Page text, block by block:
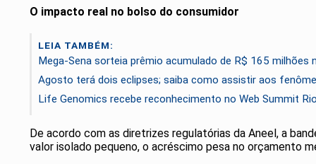
O impacto real no bolso do consumidor
LEIA TAMBÉM:
Mega-Sena sorteia prêmio acumulado de R$ 165 milhões
Agosto terá dois eclipses; saiba como assistir aos
Life Genomics recebe reconhecimento no Web Summit
De acordo com as diretrizes regulatórias da Aneel, a
valor isolado pequeno, o acréscimo pesa no orçamento